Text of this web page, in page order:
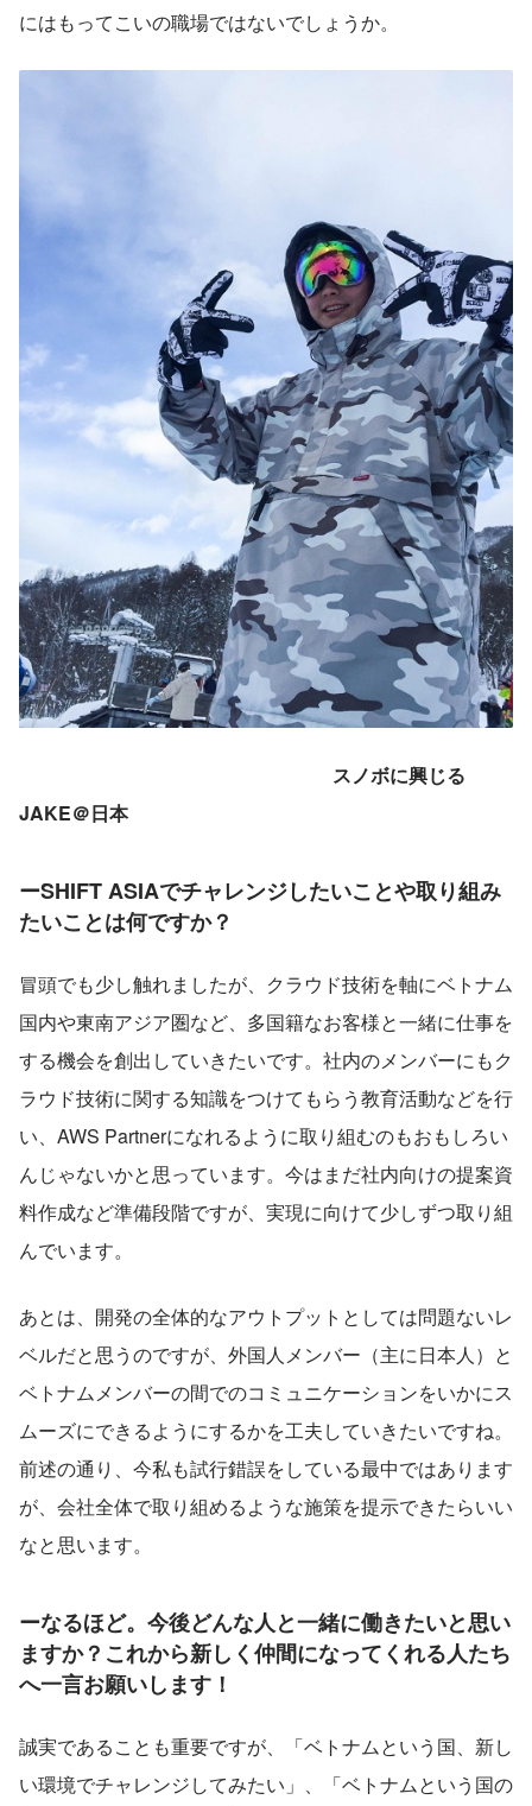
にはもってこいの職場ではないでしょうか。
スノボに興じる
JAKE＠日本
ーSHIFT ASIAでチャレンジしたいことや取り組み
たいことは何ですか？
冒頭でも少し触れましたが、クラウド技術を軸にベトナム
国内や東南アジア圏など、多国籍なお客様と一緒に仕事を
する機会を創出していきたいです。社内のメンバーにもク
ラウド技術に関する知識をつけてもらう教育活動などを行
い、AWS Partnerになれるように取り組むのもおもしろい
んじゃないかと思っています。今はまだ社内向けの提案資
料作成など準備段階ですが、実現に向けて少しずつ取り組
んでいます。
あとは、開発の全体的なアウトプットとしては問題ないレ
ベルだと思うのですが、外国人メンバー（主に日本人）と
ベトナムメンバーの間でのコミュニケーションをいかにス
ムーズにできるようにするかを工夫していきたいですね。
前述の通り、今私も試行錯誤をしている最中ではあります
が、会社全体で取り組めるような施策を提示できたらいい
なと思います。
ーなるほど。今後どんな人と一緒に働きたいと思い
ますか？ これから新しく仲間になってくれる人たち
へ一言お願いします！
誠実であることも重要ですが、「ベトナムという国、新し
い環境でチャレンジしてみたい」、「ベトナムという国の